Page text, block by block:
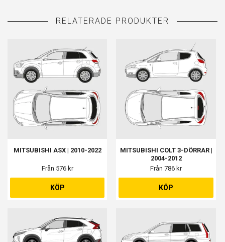
MITSUBISHI ASX | 2010-2022
Från 576 kr
KÖP
MITSUBISHI COLT 3-DÖRRAR |
2004-2012
Från 786 kr
KÖP